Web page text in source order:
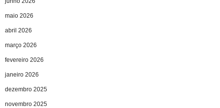
maio 2026
abril 2026
março 2026
fevereiro 2026
janeiro 2026
dezembro 2025
novembro 2025